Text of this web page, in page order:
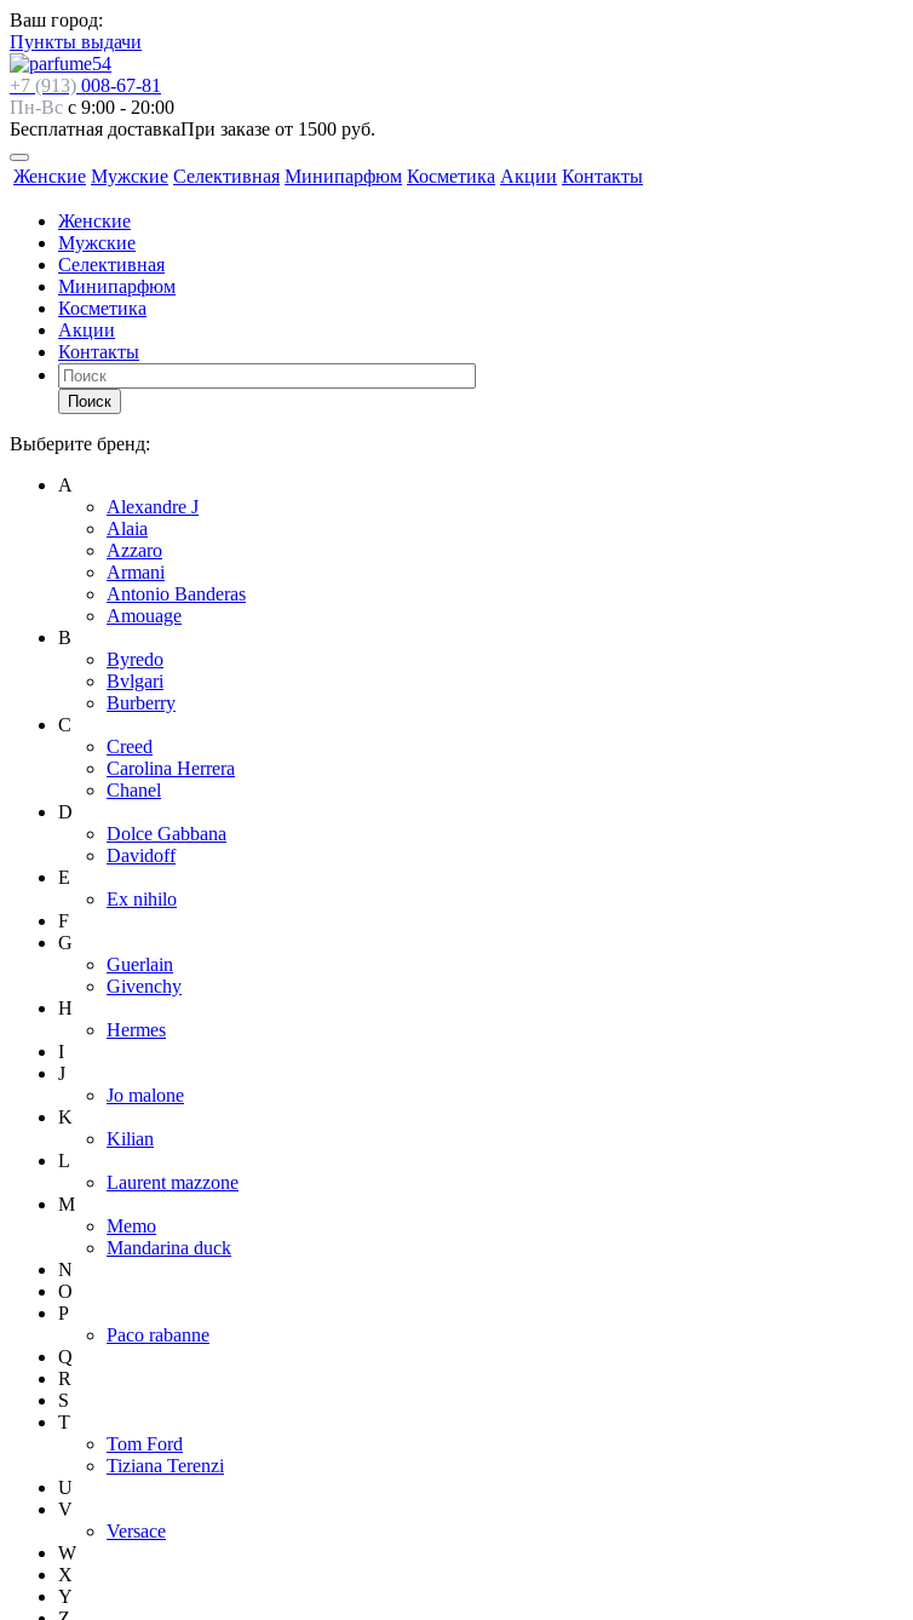
Ваш город:
Пункты выдачи
+7 (913) 008-67-81
Пн-Вс с 9:00 - 20:00
Бесплатная доставкаПри заказе от 1500 руб.
Женские Мужские Селективная Минипарфюм Косметика Акции Контакты
Женские
Мужские
Селективная
Минипарфюм
Косметика
Акции
Контакты
Поиск
Выберите бренд:
А
Alexandre J
Alaia
Azzaro
Armani
Antonio Banderas
Amouage
B
Byredo
Bvlgari
Burberry
C
Creed
Carolina Herrera
Chanel
D
Dolce Gabbana
Davidoff
E
Ex nihilo
F
G
Guerlain
Givenchy
H
Hermes
I
J
Jo malone
K
Kilian
L
Laurent mazzone
M
Memo
Mandarina duck
N
O
P
Paco rabanne
Q
R
S
T
Tom Ford
Tiziana Terenzi
U
V
Versace
W
X
Y